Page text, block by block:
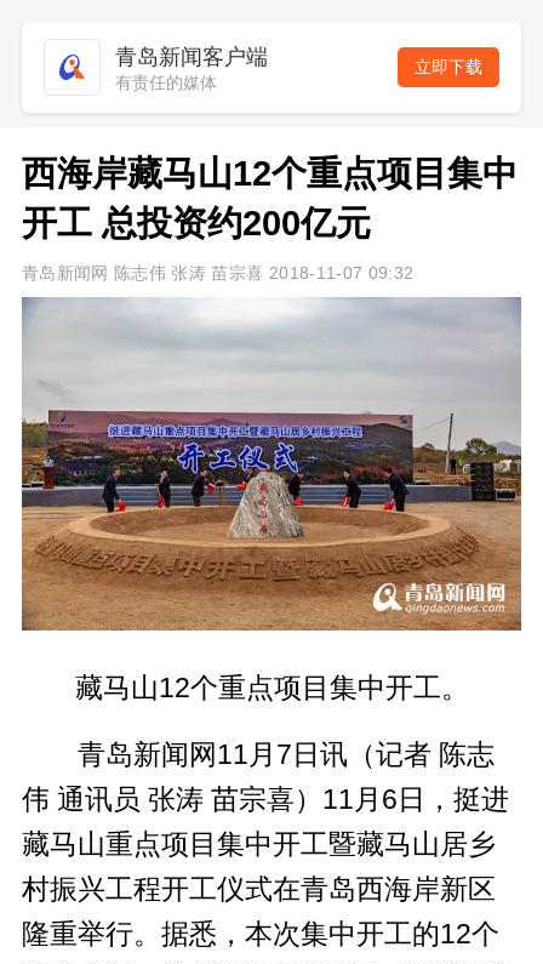
青岛新闻客户端
有责任的媒体
立即下载
西海岸藏马山12个重点项目集中
开工 总投资约200亿元
青岛新闻网 陈志伟 张涛 苗宗喜 2018-11-07 09:32
藏马山12个重点项目集中开工。
青岛新闻网11月7日讯（记者 陈志
伟 通讯员 张涛 苗宗喜）11月6日，挺进
藏马山重点项目集中开工暨藏马山居乡
村振兴工程开工仪式在青岛西海岸新区
隆重举行。据悉，本次集中开工的12个